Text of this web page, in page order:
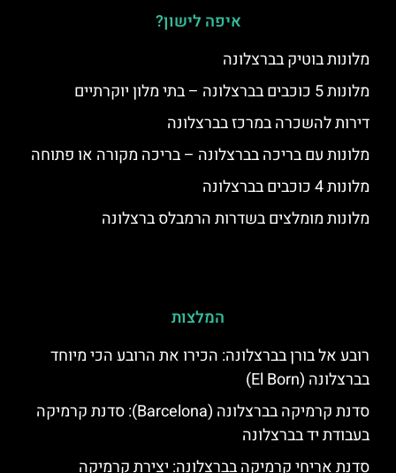
איפה לישון?
מלונות בוטיק בברצלונה
מלונות 5 כוכבים בברצלונה – בתי מלון יוקרתיים
דירות להשכרה במרכז בברצלונה
מלונות עם בריכה בברצלונה – בריכה מקורה או פתוחה
מלונות 4 כוכבים בברצלונה
מלונות מומלצים בשדרות הרמבלס ברצלונה
המלצות
רובע אל בורן בברצלונה: הכירו את הרובע הכי מיוחד
בברצלונה (El Born)
סדנת קרמיקה בברצלונה (Barcelona): סדנת קרמיקה
בעבודת יד בברצלונה
סדנת אריחי קרמיקה בברצלונה: יצירת קרמיקה